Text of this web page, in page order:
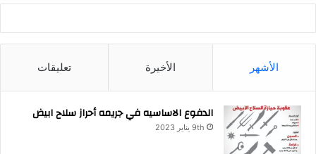
الأشهر الأخيرة تعليقات
الدفوع الاساسيه في جريمه أحراز سلاح ابيض
9th يناير 2023